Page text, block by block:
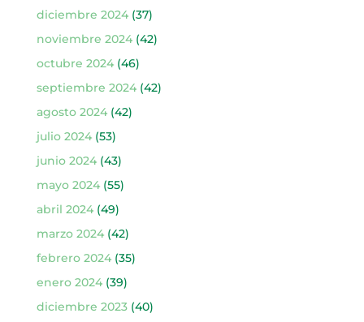
diciembre 2024(37)
noviembre 2024(42)
octubre 2024(46)
septiembre 2024(42)
agosto 2024(42)
julio 2024(53)
junio 2024(43)
mayo 2024(55)
abril 2024(49)
marzo 2024(42)
febrero 2024(35)
enero 2024(39)
diciembre 2023(40)